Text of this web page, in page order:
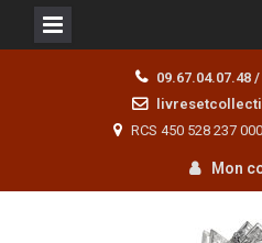
09.67.04.07.48
RCS 450 528 237
Mon